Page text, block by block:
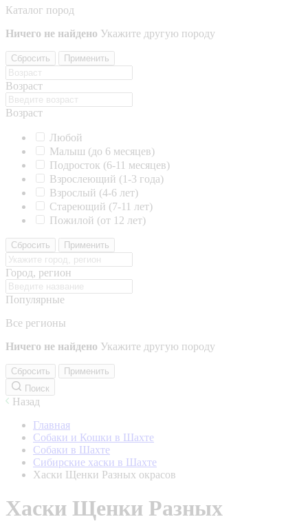
Каталог пород
Ничего не найдено Укажите другую породу
Сбросить Применить
Возраст
Возраст
Любой
Малыш (до 6 месяцев)
Подросток (6-11 месяцев)
Взрослеющий (1-3 года)
Взрослый (4-6 лет)
Стареющий (7-11 лет)
Пожилой (от 12 лет)
Сбросить Применить
Город, регион
Популярные
Все регионы
Ничего не найдено Укажите другую породу
Сбросить
Применить
Поиск
Назад
Главная
Собаки и Кошки в Шахте
Собаки в Шахте
Сибирские хаски в Шахте
Хаски Щенки Разных окрасов
Хаски Щенки Разных